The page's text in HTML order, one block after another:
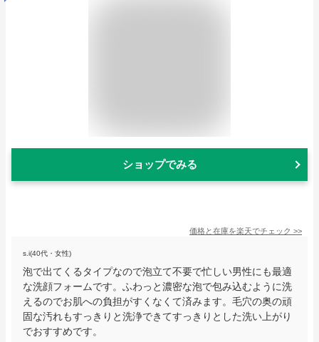
ショップでみる
価格と在庫を楽天でチェック >>
s.i(40代・女性)
泡で出てくるタイプなので泡立て不要で忙しい男性にも最適
な洗顔フォームです。ふわっと濃密な泡で包み込むように洗
えるのでお肌への負担がすくなくて済みます。毛穴の奥の頑
固な汚れもすっきりと洗浄できてすっきりとした洗い上がり
でおすすめです。